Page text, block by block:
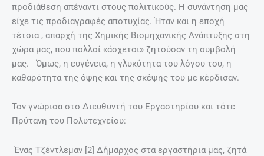
προδιάθεση απέναντι στους πολιτικούς. Η συνάντηση μας
είχε τις προδιαγραφές αποτυχίας. Ήταν και η εποχή
τέτοια , απαρχή της Χημικής Βιομηχανικής Ανάπτυξης στη
χώρα μας, που πολλοί «άσχετοι» ζητούσαν τη συμβολή
μας. Όμως, η ευγένεια, η γλυκύτητα του λόγου του, η
καθαρότητα της όψης και της σκέψης του με κέρδισαν.
Τον γνώρισα στο Διευθυντή του Εργαστηρίου και τότε
Πρύτανη του Πολυτεχνείου:
Ένας Τζέντλεμαν [2] Δήμαρχος στα εργαστήρια μας, ζητά